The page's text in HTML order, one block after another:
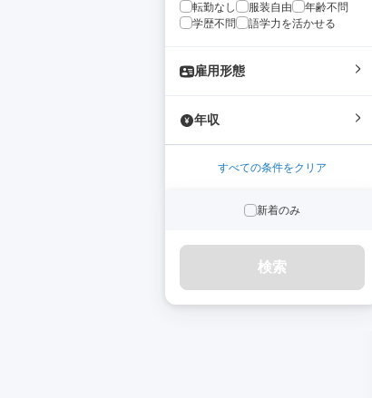
転勤なし
服装自由
年齢不問
学歴不問
語学力を活かせる
雇用形態
年収
すべての条件をクリア
新着のみ
検索